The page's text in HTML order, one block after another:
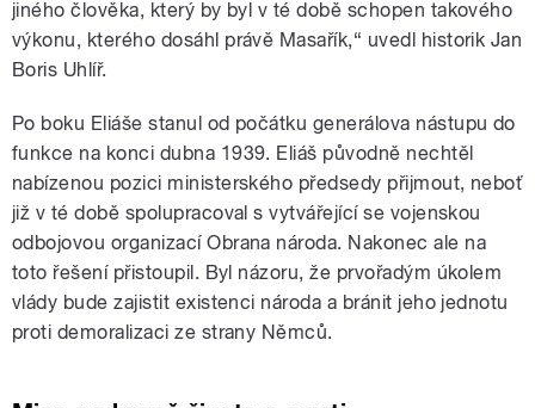
jiného člověka, který by byl v té době schopen takového
výkonu, kterého dosáhl právě Masařík,“ uvedl historik Jan
Boris Uhlíř.
Po boku Eliáše stanul od počátku generálova nástupu do
funkce na konci dubna 1939. Eliáš původně nechtěl
nabízenou pozici ministerského předsedy přijmout, neboť
již v té době spolupracoval s vytvářející se vojenskou
odbojovou organizací Obrana národa. Nakonec ale na
toto řešení přistoupil. Byl názoru, že prvořadým úkolem
vlády bude zajistit existenci národa a bránit jeho jednotu
proti demoralizaci ze strany Němců.